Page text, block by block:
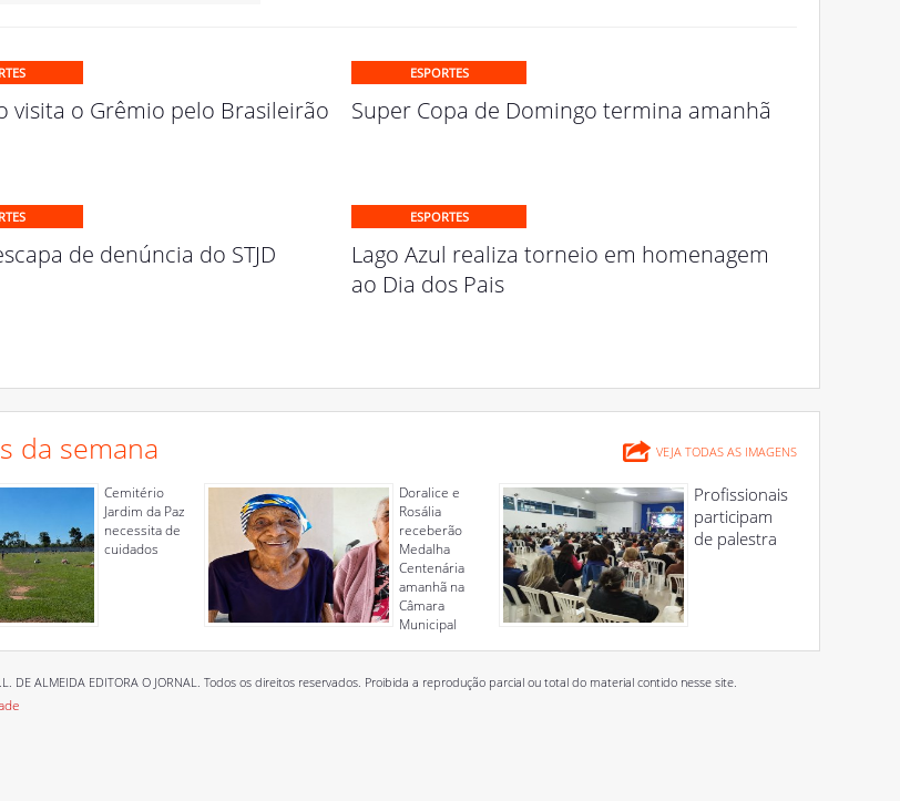
visita o Grêmio pelo Brasileirão
ESPORTES
Super Copa de Domingo termina amanhã
de denúncia do STJD
ESPORTES
Lago Azul realiza torneio em homenagem
ao Dia dos Pais
da semana VEJA TODAS AS IMAGENS
Cemitério
Jardim da Paz
necessita de
cuidados
Doralice e
Rosália
receberão
Medalha
Centenária
amanhã na
Câmara
Municipal
Profissionais
participam
de palestra
DE ALMEIDA EDITORA O JORNAL. Todos os direitos reservados. Proibida a reprodução parcial ou total do material contido nesse site.